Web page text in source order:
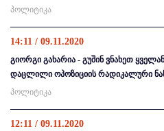
პოლიტიკა
14:11 / 09.11.2020
გიორგი გახარია - გუშინ ვნახეთ
დაცლილი ოპოზიციის რადიკალური
პოლიტიკა
12:11 / 09.11.2020